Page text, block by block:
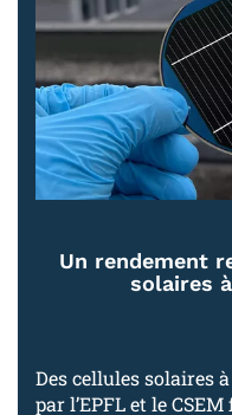
Un rendement
solaires
Des cellules solaires
par l’EPFL et le